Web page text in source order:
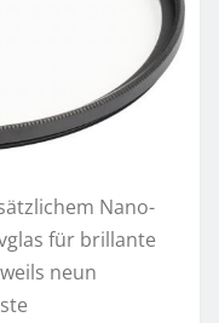
Nano-
für brillante
neun